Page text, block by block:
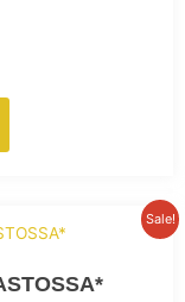
Sale!